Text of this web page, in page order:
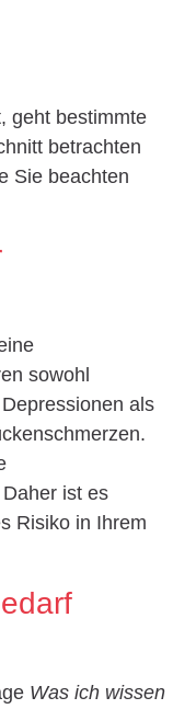
geht bestimmte
betrachten
Sie beachten
sowohl
als
ist es
Risiko in Ihrem
Was ich wissen